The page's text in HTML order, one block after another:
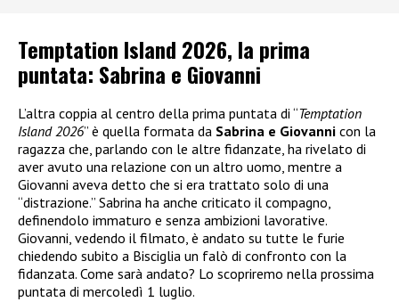
Temptation Island 2026, la prima
puntata: Sabrina e Giovanni
L’altra coppia al centro della prima puntata di “Temptation
Island 2026” è quella formata da Sabrina e Giovanni con la
ragazza che, parlando con le altre fidanzate, ha rivelato di
aver avuto una relazione con un altro uomo, mentre a
Giovanni aveva detto che si era trattato solo di una
“distrazione.” Sabrina ha anche criticato il compagno,
definendolo immaturo e senza ambizioni lavorative.
Giovanni, vedendo il filmato, è andato su tutte le furie
chiedendo subito a Bisciglia un falò di confronto con la
fidanzata. Come sarà andato? Lo scopriremo nella prossima
puntata di mercoledì 1 luglio.